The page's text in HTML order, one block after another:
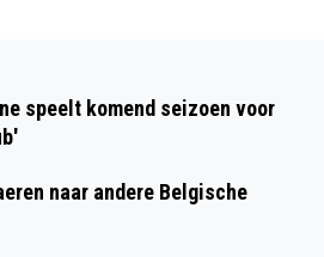
speelt komend seizoen voor
naar andere Belgische